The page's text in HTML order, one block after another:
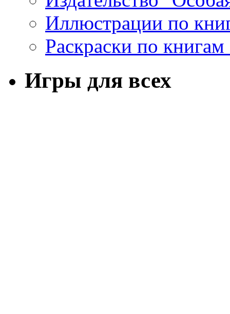
Иллюстрации по
Раскраски по
Игры для всех